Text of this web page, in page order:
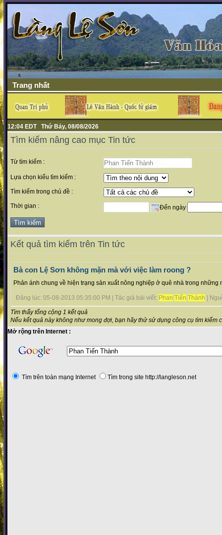
Trang nhất
12:04 EDT Thứ Bảy, 08/08/2026
Tìm kiếm nâng cao mục Tin tức
Từ tìm kiếm :
Lựa chọn kiểu tìm kiếm :
Tìm kiếm trong chủ đề :
Thời gian : Đến ngày
Kết quả tìm kiếm trên Tin tức
Bà con Lệ Sơn không mặn mà với việc làm roong ?
Phản ánh chung về hiện trạng sản xuất nông nghiệp ở quê nhà trong những
Đăng lúc: 05-08-2013 05:35:00 PM | Tác giả bài viết: Phan Tiến Thành |
Tìm thấy tổng cộng 1 kết quả
Nếu kết quả này không như mong đợi, bạn hãy thử sử dụng công cụ tìm kiếm
Mở rộng trên Internet :
Tìm trên toàn mạng Internet Tìm trong site http://langleson.net